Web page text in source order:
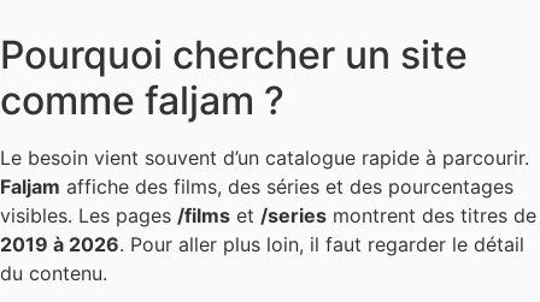
Pourquoi chercher un site
comme faljam ?
Le besoin vient souvent d’un catalogue rapide à parcourir.
Faljam affiche des films, des séries et des pourcentages
visibles. Les pages /films et /series montrent des titres de
2019 à 2026. Pour aller plus loin, il faut regarder le détail
du contenu.